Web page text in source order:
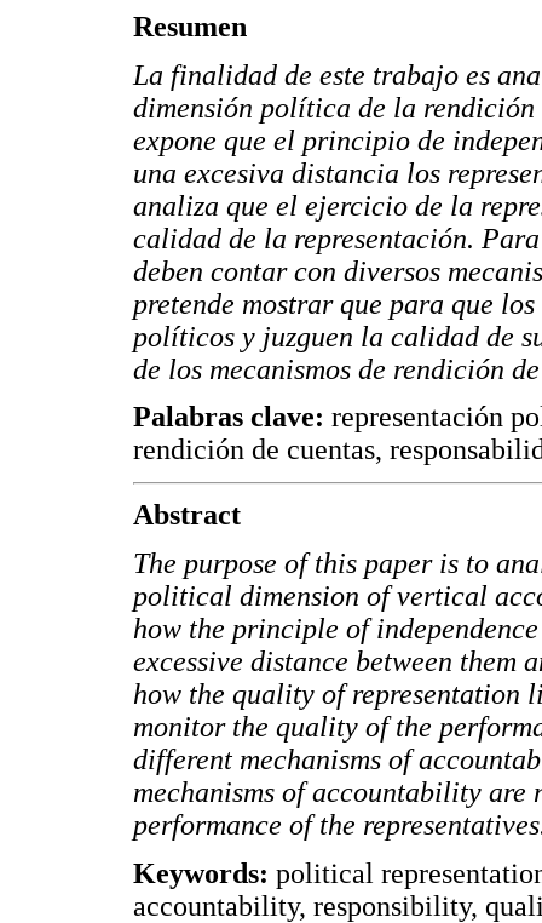
Resumen
La finalidad de este trabajo es
dimensión política de la
expone que el principio de
una excesiva distancia los
analiza que el ejercicio de la
calidad de la representación.
deben contar con diversos
pretende mostrar que para que
políticos y juzguen la calidad de
de los mecanismos de rendición
Palabras clave: representación
rendición de cuentas,
Abstract
The purpose of this paper is to
political dimension of vertical
how the principle of
excessive distance between them
how the quality of representation
monitor the quality of the
different mechanisms of
mechanisms of accountability
performance of the
Keywords: political
accountability, responsibility,